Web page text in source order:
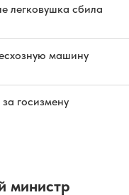
легковушка сбила
машину
госизмену
министр